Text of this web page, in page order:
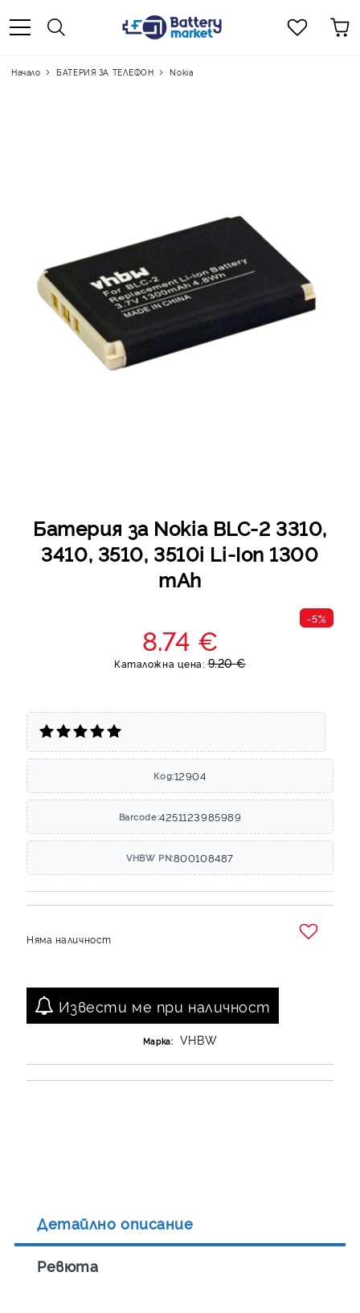
Начало БАТЕРИЯ ЗА ТЕЛЕФОН Nokia
Батерия за Nokia BLC-2 3310,
3410, 3510, 3510i Li-Ion 1300
mAh
-5%
8.74 €
Каталожна цена: 9.20 €
Код:12904
Barcode:4251123985989
VHBW PN:800108487
Няма наличност
Извести ме при наличност
Марка: VHBW
Детайлно описание
Ревюта